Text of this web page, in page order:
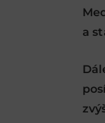
a